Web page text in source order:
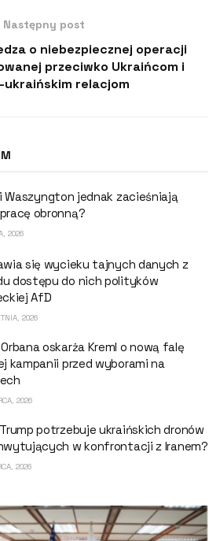
Następny post
o niebezpiecznej operacji
przeciwko Ukraińcom i
ukraińskim relacjom
Waszyngton jednak zacieśniają
obronną?
2026
się wycieku tajnych danych z
dostępu do nich polityków
AfD
2026
oskarża Kreml o nową falę
kampanii przed wyborami na
2026
potrzebuje ukraińskich dronów
w konfrontacji z Iranem?
2026